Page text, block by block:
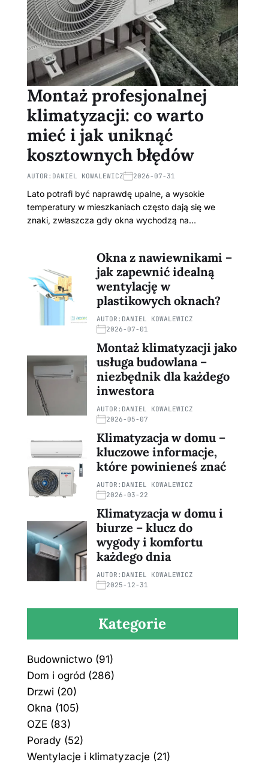
Montaż profesjonalnej
klimatyzacji: co warto
mieć i jak uniknąć
kosztownych błędów
AUTOR: DANIEL KOWALEWICZ 2026-07-31
Lato potrafi być naprawdę upalne, a wysokie
temperatury w mieszkaniach często dają się we
znaki, zwłaszcza gdy okna wychodzą na…
Okna z nawiewnikami –
jak zapewnić idealną
wentylację w
plastikowych oknach?
AUTOR: DANIEL KOWALEWICZ
2026-07-01
Montaż klimatyzacji jako
usługa budowlana –
niezbędnik dla każdego
inwestora
AUTOR: DANIEL KOWALEWICZ
2026-05-07
Klimatyzacja w domu –
kluczowe informacje,
które powinieneś znać
AUTOR: DANIEL KOWALEWICZ
2026-03-22
Klimatyzacja w domu i
biurze – klucz do
wygody i komfortu
każdego dnia
AUTOR: DANIEL KOWALEWICZ
2025-12-31
Kategorie
Budownictwo(91)
Dom i ogród (286)
Drzwi (20)
Okna (105)
OZE(83)
Porady (52)
Wentylacje i klimatyzacje (21)